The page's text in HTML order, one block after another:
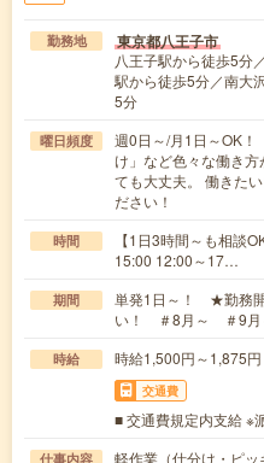
勤務地 東京都八王子市
八王子駅から徒歩5分
駅から徒歩5分／南大
5分
曜日頻度
週0日～/月1日～OK
け」など色々な働き
ても大丈夫。 働きた
ださい！
時間
【1日3時間～も相談
15:00 12:00～17…
期間
単発1日～！ ★勤務開
い！ ＃8月～ ＃9月
時給 時給1,500円～1,875円
交通費
■ 交通費規定内支給 ※
仕事内容
軽作業（仕分け・ピッ